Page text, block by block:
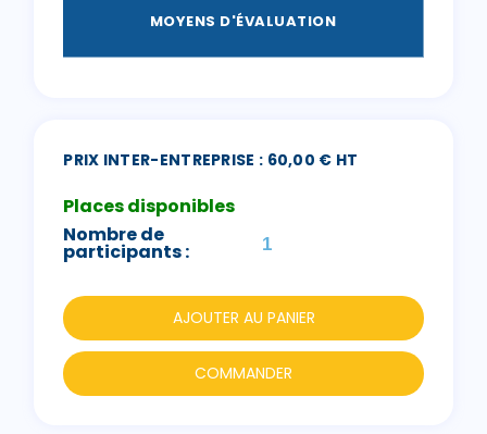
MOYENS D'ÉVALUATION
PRIX INTER-ENTREPRISE : 60,00 € HT
Places disponibles
Nombre de
participants :
AJOUTER AU PANIER
COMMANDER